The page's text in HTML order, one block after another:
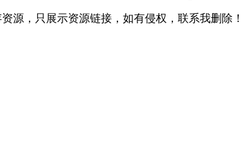
源，只展示资源链接，如有侵权，联系我删除！